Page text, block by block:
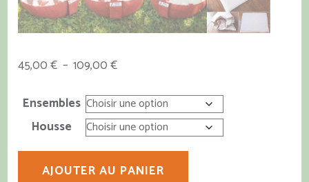
45,00€ – 109,00€Plage
prix :
45,00 €
à
109,00 €
Ensembles
Housse
AJOUTER AU PANIER